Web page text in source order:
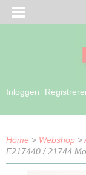
Inloggen
Home > Webshop >
E217440 / 21744